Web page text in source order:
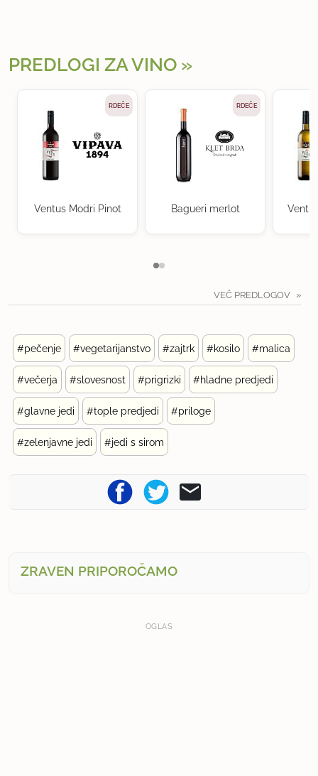
PREDLOGI ZA VINO
RDEČE
Ventus Modri Pinot
RDEČE
Bagueri merlot
VEČ PREDLOGOV
#pečenje #vegetarijanstvo #zajtrk #kosilo #malica
#večerja #slovesnost #prigrizki #hladne predjedi
#glavne jedi #tople predjedi #priloge
#zelenjavne jedi #jedi s sirom
ZRAVEN PRIPOROČAMO
OGLAS